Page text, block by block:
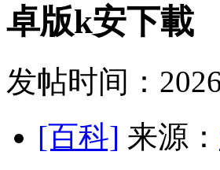
卓版k安下載
发帖时间：
[百科] 来源：